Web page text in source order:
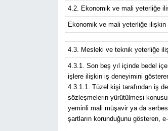
4.2. Ekonomik ve mali yeterliğe
Ekonomik ve mali yeterliğe
4.3. Mesleki ve teknik yeterliğe
4.3.1. Son beş yıl içinde bedel
işlere ilişkin iş deneyimini
4.3.1.1. Tüzel kişi tarafından iş
sözleşmelerin yürütülmesi
yeminli mali müşavir ya da
şartların korunduğunu gösteren,